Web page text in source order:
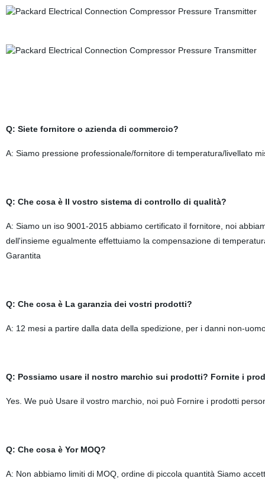
Q: Siete fornitore o azienda di commercio?
A: Siamo pressione professionale/fornitore di temperatura/livellato
Q: Che cosa è Il vostro sistema di controllo di qualità?
A: Siamo un iso 9001-2015 abbiamo certificato il fornitore, noi
dell'insieme egualmente effettuiamo la compensazione di
Garantita
Q: Che cosa è La garanzia dei vostri prodotti?
A: 12 mesi a partire dalla data della spedizione, per i danni non-
Q: Possiamo usare il nostro marchio sui prodotti? Fornite i
Yes. We può Usare il vostro marchio, noi può Fornire i prodotti
Q: Che cosa è Yor MOQ?
A: Non abbiamo limiti di MOQ, ordine di piccola quantità Siamo